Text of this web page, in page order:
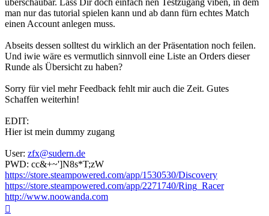
man nur das tutorial spielen kann und ab dann fürn echtes Match
einen Account anlegen muss.
Abseits dessen solltest du wirklich an der Präsentation noch feilen.
Und iwie wäre es vermutlich sinnvoll eine Liste an Orders dieser
Runde als Übersicht zu haben?
Sorry für viel mehr Feedback fehlt mir auch die Zeit. Gutes
Schaffen weiterhin!
EDIT:
Hier ist mein dummy zugang
User: zfx@sudern.de
PWD: cc&+~']N8s*T;zW
https://store.steampowered.com/app/1530530/Discovery
https://store.steampowered.com/app/2271740/Ring_Racer
http://www.noowanda.com